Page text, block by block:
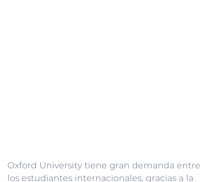
Oxford University tiene gran demanda entre
los estudiantes internacionales, gracias a la